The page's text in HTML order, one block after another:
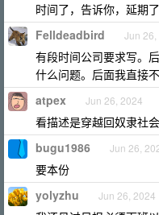
时间了，告诉你，延期
Felldeadbird Jun 26,
有段时间公司要求写。
什么问题。后面我直接不
atpex Jun 26, 2024
看描述是穿越回奴隶社
bugu1986 Jun 26,
要本份
yolyzhu Jun 26, 2024